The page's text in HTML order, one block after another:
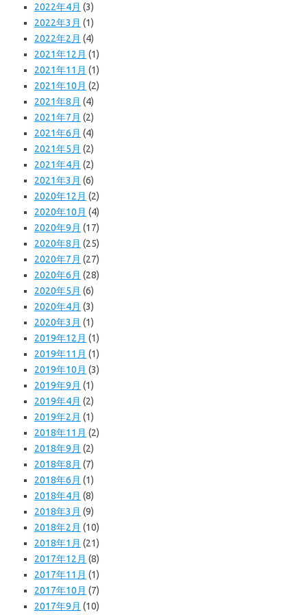
2022年4月 (3)
2022年3月 (1)
2022年2月 (4)
2021年12月 (1)
2021年11月 (1)
2021年10月 (2)
2021年8月 (4)
2021年7月 (2)
2021年6月 (4)
2021年5月 (2)
2021年4月 (2)
2021年3月 (6)
2020年12月 (2)
2020年10月 (4)
2020年9月 (17)
2020年8月 (25)
2020年7月 (27)
2020年6月 (28)
2020年5月 (6)
2020年4月 (3)
2020年3月 (1)
2019年12月 (1)
2019年11月 (1)
2019年10月 (3)
2019年9月 (1)
2019年4月 (2)
2019年2月 (1)
2018年11月 (2)
2018年9月 (2)
2018年8月 (7)
2018年6月 (1)
2018年4月 (8)
2018年3月 (9)
2018年2月 (10)
2018年1月 (21)
2017年12月 (8)
2017年11月 (1)
2017年10月 (7)
2017年9月 (10)